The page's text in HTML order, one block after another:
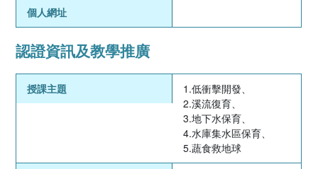
個人網址
認證資訊及教學推廣
授課主題
1.低衝擊開發、
2.溪流復育、
3.地下水保育、
4.水庫集水區保育、
5.蔬食救地球